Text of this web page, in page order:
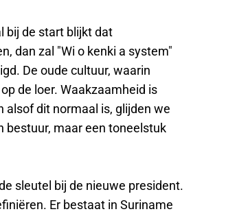
bij de start blijkt dat
dan zal "Wi o kenki a system"
De oude cultuur, waarin
de loer. Waakzaamheid is
alsof dit normaal is, glijden we
bestuur, maar een toneelstuk
sleutel bij de nieuwe president.
Er bestaat in Suriname